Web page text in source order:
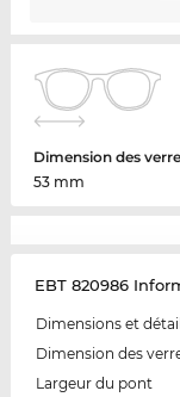
Dimension des
53 mm
EBT 820986
Dimensions et
Dimension des
Largeur du pont